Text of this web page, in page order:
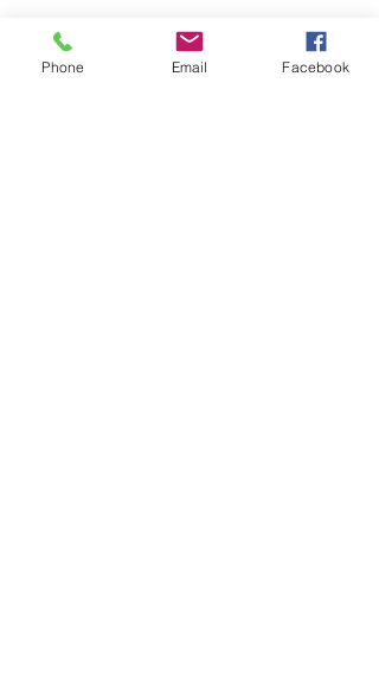
Phone Email Facebook